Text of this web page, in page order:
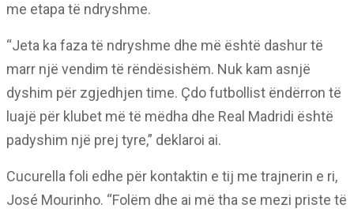
me etapa të ndryshme.
“Jeta ka faza të ndryshme dhe më është dashur të
marr një vendim të rëndësishëm. Nuk kam asnjë
dyshim për zgjedhjen time. Çdo futbollist ëndërron të
luajë për klubet më të mëdha dhe Real Madridi është
padyshim një prej tyre,” deklaroi ai.
Cucurella foli edhe për kontaktin e tij me trajnerin e ri,
José Mourinho. “Folëm dhe ai më tha se mezi priste të